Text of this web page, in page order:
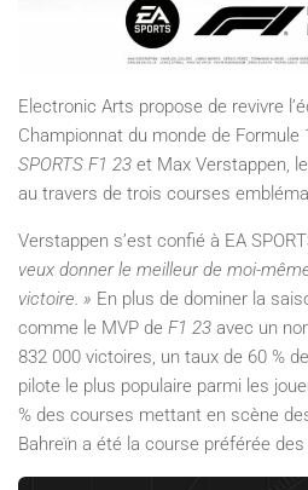
Electronic Arts propose de revivre
Championnat du monde de Formule
SPORTS F1 23 et Max Verstappen,
au travers de trois courses
Verstappen s’est confié à EA
veux donner le meilleur de moi-
victoire. » En plus de dominer la
comme le MVP de F1 23 avec un
832 000 victoires, un taux de 60 %
pilote le plus populaire parmi les
% des courses mettant en scène
Bahreïn a été la course préférée